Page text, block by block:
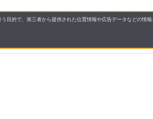
目的で、第三者から提供された位置情報や広告データなどの情